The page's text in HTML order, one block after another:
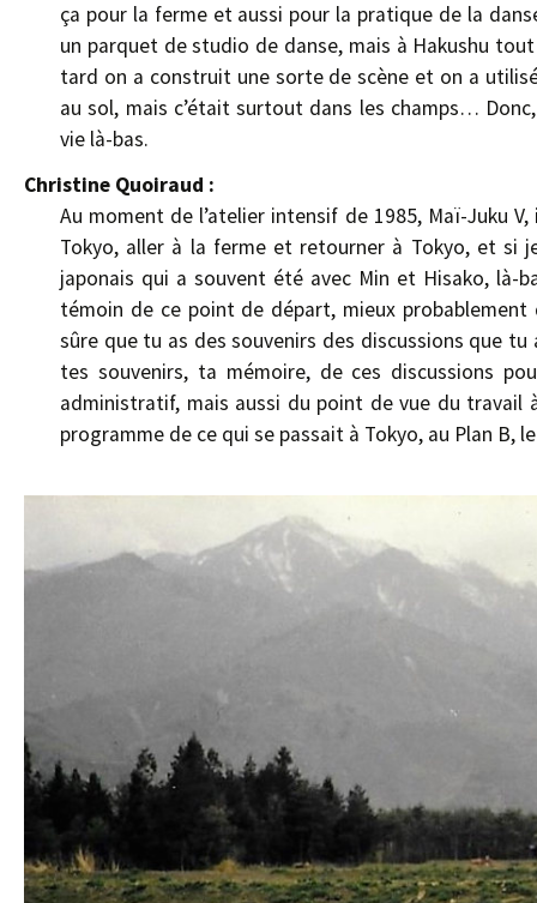
ça pour la ferme et aussi pour la pratique de la
un parquet de studio de danse, mais à Hakushu
tard on a construit une sorte de scène et on a
au sol, mais c’était surtout dans les champs…
vie là-bas.
Christine Quoiraud :
Au moment de l’atelier intensif de 1985, Maï-Juku
Tokyo, aller à la ferme et retourner à Tokyo, et si
japonais qui a souvent été avec Min et Hisako, là-
témoin de ce point de départ, mieux
sûre que tu as des souvenirs des discussions que
tes souvenirs, ta mémoire, de ces discussions
administratif, mais aussi du point de vue du travail
programme de ce qui se passait à Tokyo, au Plan B,